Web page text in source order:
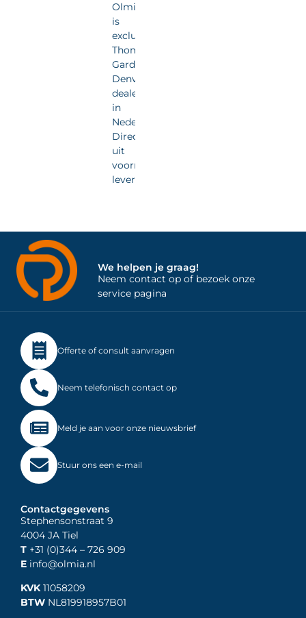
Olmia
is
exclusief
Thomas
Gardner
Denver
dealer
in
Nederland.
Direct
uit
voorraad
leverbaar.
We helpen je graag!
Neem contact op of bezoek onze
service pagina
Offerte of consult aanvragen
Neem telefonisch contact op
Meld je aan voor onze nieuwsbrief
Stuur ons een e-mail
Contactgegevens
Stephensonstraat 9
4004 JA Tiel
T +31 (0)344 – 726 909
E info@olmia.nl
KVK11058209
BTW NL819918957B01